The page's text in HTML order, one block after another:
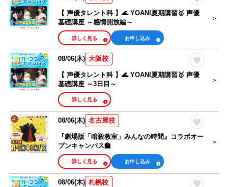
【 声優タレント科 】🌊 YOANI夏期講習🥇 声優
基礎講座 ～感情開放編～
お申し込み
詳しく見る
08/06(木) 大阪校
【 声優タレント科 】🌊 YOANI夏期講習🥇 声優
基礎講座 ～3日目～
詳しく見る
08/06(木) 名古屋校
『劇場版「暗殺教室」みんなの時間』コラボオー
プンキャンパス🏫
お申し込み
詳しく見る
08/06(木) 札幌校